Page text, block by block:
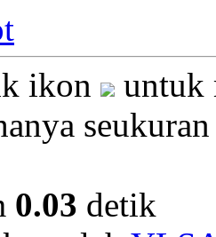
ikon
untuk
0.03 detik